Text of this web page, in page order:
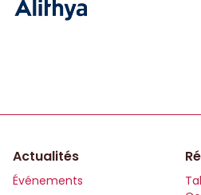
Actualités
Événements